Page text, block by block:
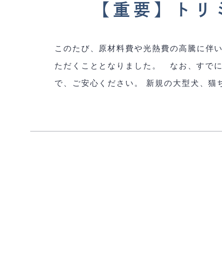
【重要】ト
このたび、原材料費や光熱費の高騰に
ただくこととなりました。 なお、すで
で、ご安心ください。 新規の大型犬、